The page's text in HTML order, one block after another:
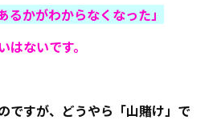
るかがわからなくなった」
ないです。
ですが、どうやら「山賭け」で